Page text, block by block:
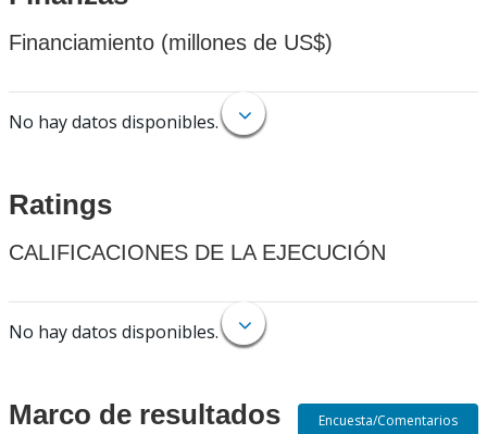
Financiamiento (millones de US$)
No hay datos disponibles.
Ratings
CALIFICACIONES DE LA EJECUCIÓN
No hay datos disponibles.
Marco de resultados Encuesta/Comentarios